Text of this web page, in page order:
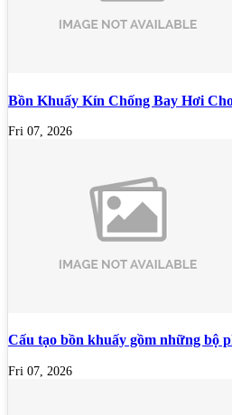
Bồn Khuấy Kín Chống Bay Hơi
Fri 07, 2026
Cấu tạo bồn khuấy gồm những bộ
Fri 07, 2026